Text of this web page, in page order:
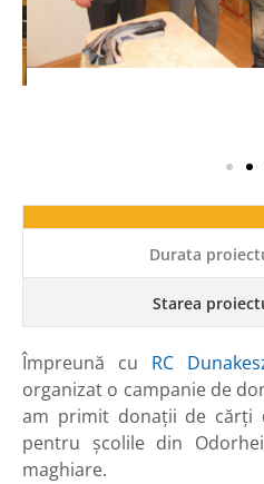
Durata
Starea
Împreună cu RC
organizat o campanie de
am primit donații de cărți
pentru școlile din
maghiare.